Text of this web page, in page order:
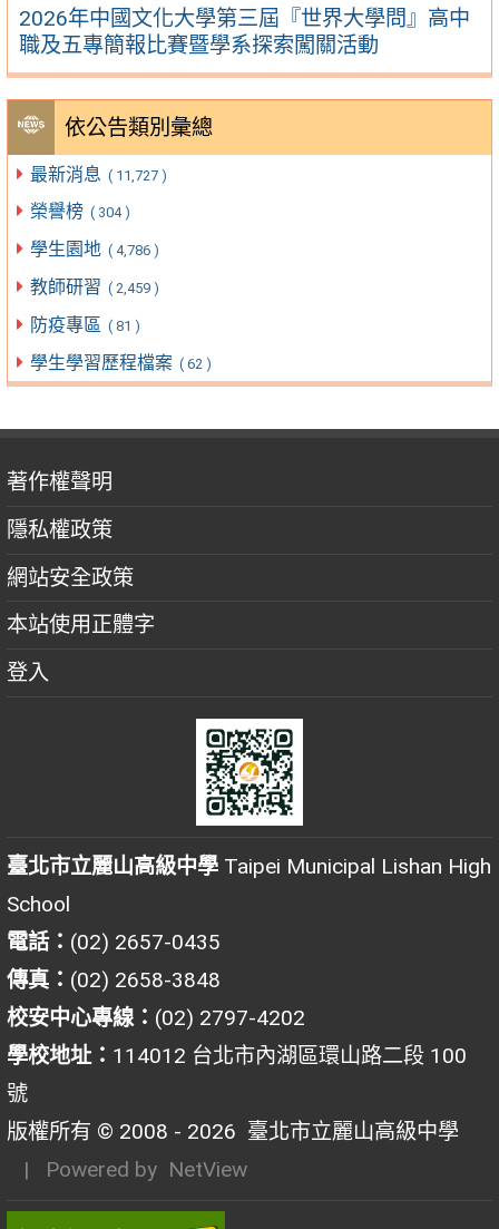
2026年中國文化大學第三屆『世界大學問』高中
職及五專簡報比賽暨學系探索闖關活動
依公告類別彙總
最新消息 ( 11,727 )
榮譽榜 ( 304 )
學生園地 ( 4,786 )
教師研習 ( 2,459 )
防疫專區 ( 81 )
學生學習歷程檔案 ( 62 )
著作權聲明
隱私權政策
網站安全政策
本站使用正體字
登入
臺北市立麗山高級中學 Taipei Municipal Lishan High
School
電話： (02) 2657-0435
傳真： (02) 2658-3848
校安中心專線： (02) 2797-4202
學校地址： 114012 台北市內湖區環山路二段 100
號
版權所有 © 2008 - 2026 臺北市立麗山高級中學
| Powered by NetView